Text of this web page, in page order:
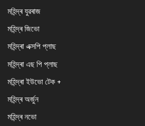
মহিন্দ্ৰ যুৱৰাজ
মহিন্দ্ৰ জিভো
মহিন্দ্ৰা এক্সপি প্লাছ
মহিন্দ্ৰা এছ পি প্লাছ
মহিন্দ্ৰা ইউভো টেক +
মহিন্দ্ৰ অৰ্জুন
মহিন্দ্ৰ নভো